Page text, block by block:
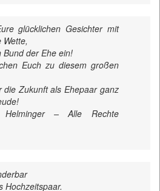
glücklichen Gesichter mit
der Ehe ein!
Euch zu diesem großen
die Zukunft als Ehepaar ganz
– Alle Rechte
Hochzeitspaar.